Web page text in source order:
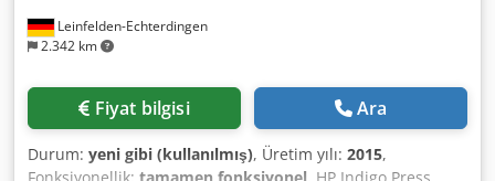
Leinfelden-Echterdingen
2.342 km
Fiyat bilgisi Ara
Durum: yeni gibi (kullanılmış), Üretim yılı: 2015,